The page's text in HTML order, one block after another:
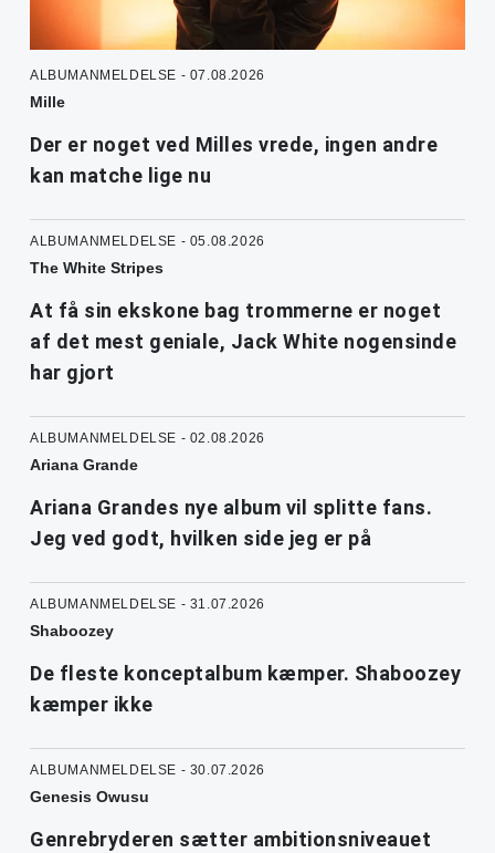
ALBUMANMELDELSE - 07.08.2026
Mille
Der er noget ved Milles vrede, ingen andre
kan matche lige nu
ALBUMANMELDELSE - 05.08.2026
The White Stripes
At få sin ekskone bag trommerne er noget
af det mest geniale, Jack White nogensinde
har gjort
ALBUMANMELDELSE - 02.08.2026
Ariana Grande
Ariana Grandes nye album vil splitte fans.
Jeg ved godt, hvilken side jeg er på
ALBUMANMELDELSE - 31.07.2026
Shaboozey
De fleste konceptalbum kæmper. Shaboozey
kæmper ikke
ALBUMANMELDELSE - 30.07.2026
Genesis Owusu
Genrebryderen sætter ambitionsniveauet